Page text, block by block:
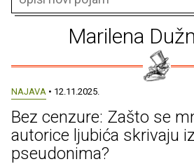
Marilena
NAJAVA • 12.11.2025.
Bez cenzure: Zašto se
autorice ljubića skrivaju
pseudonima?